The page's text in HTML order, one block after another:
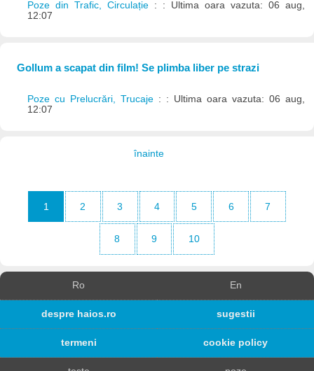
Poze din Trafic, Circulație : : Ultima oara vazuta: 06 aug,
12:07
Gollum a scapat din film! Se plimba liber pe strazi
Poze cu Prelucrări, Trucaje : : Ultima oara vazuta: 06 aug,
12:07
înainte
1 2 3 4 5 6 7
8 9 10
Ro En
despre haios.ro sugestii
termeni cookie policy